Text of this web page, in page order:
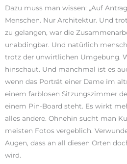
Dazu muss man wissen: „Auf
Menschen. Nur Architektur. Und
zu gelangen, war die
unabdingbar. Und natürlich
trotz der unwirtlichen Umgebung.
hinschaut. Und manchmal ist es
wenn das Porträt einer Dame im
einem farblosen Sitzungszimmer
einem Pin-Board steht. Es wirkt
alles andere. Ohnehin sucht man
meisten Fotos vergeblich.
Augen, dass an all diesen Orten
wird.